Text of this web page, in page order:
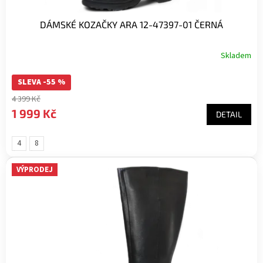
DÁMSKÉ KOZAČKY ARA 12-47397-01 ČERNÁ
Skladem
SLEVA -55 %
4 399 Kč
1 999 Kč DETAIL
4
(velikost
37)
8
(velikost
42)
VÝPRODEJ